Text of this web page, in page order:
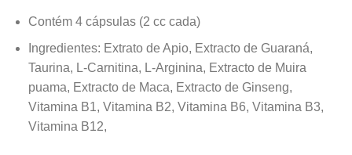
Contém 4 cápsulas (2 cc cada)
Ingredientes: Extrato de Apio, Extracto de Guaraná,
Taurina, L-Carnitina, L-Arginina, Extracto de Muira
puama, Extracto de Maca, Extracto de Ginseng,
Vitamina B1, Vitamina B2, Vitamina B6, Vitamina B3,
Vitamina B12,